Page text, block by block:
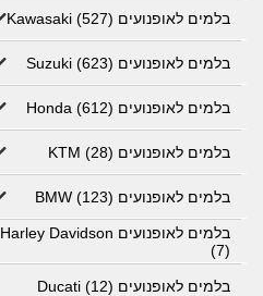
בלמים לאופנועים Kawasaki (527)
בלמים לאופנועים Suzuki (623)
בלמים לאופנועים Honda (612)
בלמים לאופנועים KTM (28)
בלמים לאופנועים BMW (123)
בלמים לאופנועים Harley Davidson
(7)
בלמים לאופנועים Ducati (12)